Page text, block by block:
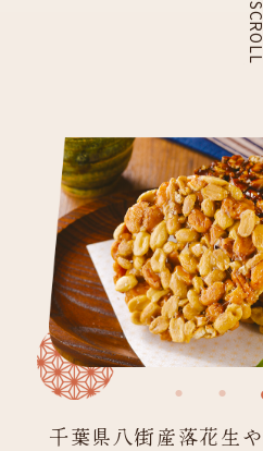
SCROLL
千葉県八街産落花生や